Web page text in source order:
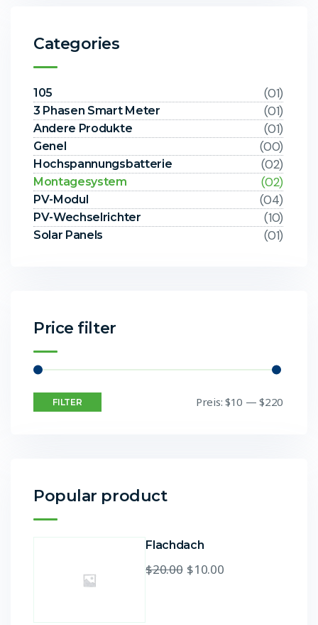
Categories
105 (01)
3 Phasen Smart Meter (01)
Andere Produkte (01)
Genel (00)
Hochspannungsbatterie (02)
Montagesystem (02)
PV-Modul (04)
PV-Wechselrichter (10)
Solar Panels (01)
Price filter
FILTER Preis: $10 —$220
Popular product
Flachdach
$20.00 $10.00